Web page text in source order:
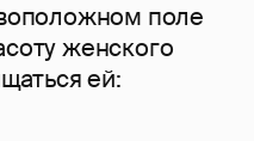
поле
женского
ей: